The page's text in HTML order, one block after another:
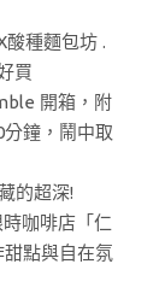
酸種麵包坊 .
買
開箱，附
鐘，鬧中取
的超深!
咖啡店「仁
點與自在氛